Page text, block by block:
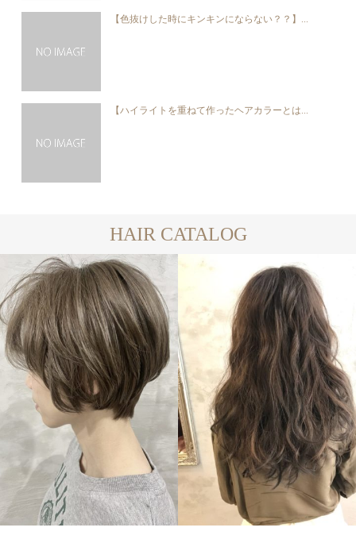
【色抜けした時にキンキンにならない？？】...
【ハイライトを重ねて作ったヘアカラーとは...
HAIR CATALOG
LONG